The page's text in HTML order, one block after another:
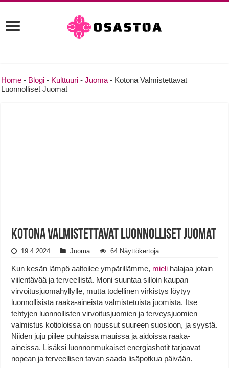
Home - Blogi - Kulttuuri -Juoma - Kotona Valmistettavat
Luonnolliset Juomat
Kotona Valmistettavat Luonnolliset Juomat
19.4.2024 Juoma 64 Näyttökertoja
Kun kesän lämpö aaltoilee ympärillämme, mieli halajaa jotain
viilentävää ja terveellistä. Moni suuntaa silloin kaupan
virvoitusjuomahyllylle, mutta todellinen virkistys löytyy
luonnollisista raaka-aineista valmistetuista juomista. Itse
tehtyjen luonnollisten virvoitusjuomien ja terveysjuomien
valmistus kotioloissa on noussut suureen suosioon, ja syystä.
Niiden juju piilee puhtaissa mauissa ja aidoissa raaka-
aineissa. Lisäksi luonnonmukaiset energiashotit tarjoavat
nopean ja terveellisen tavan saada lisäpotkua päivään.